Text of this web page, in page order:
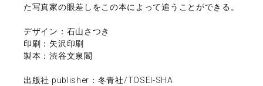
た写真家の眼差しをこの本によって追うことができる。
デザイン：石山さつき
印刷：矢沢印刷
製本：渋谷文泉閣
出版社 publisher：冬青社/TOSEI-SHA